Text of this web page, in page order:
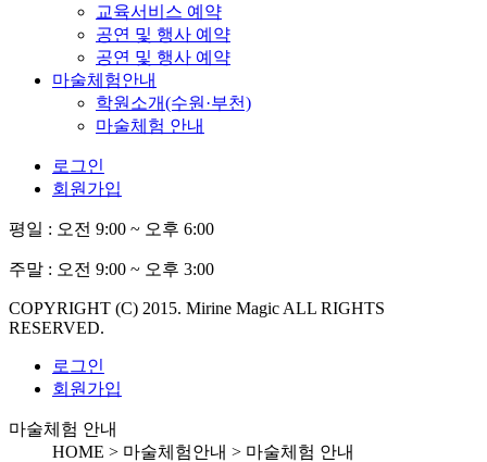
교육서비스 예약
공연 및 행사 예약
공연 및 행사 예약
마술체험안내
학원소개(수원·부천)
마술체험 안내
로그인
회원가입
평일 : 오전 9:00 ~ 오후 6:00
주말 : 오전 9:00 ~ 오후 3:00
COPYRIGHT (C) 2015. Mirine Magic ALL RIGHTS
RESERVED.
로그인
회원가입
마술체험 안내
HOME > 마술체험안내 > 마술체험 안내